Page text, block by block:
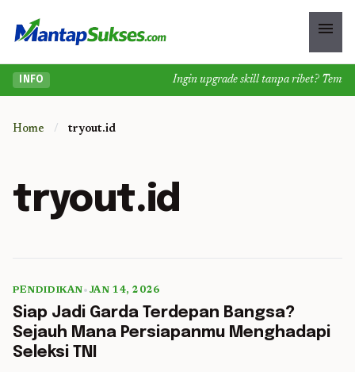
menu
INFO Ingin upgrade skill tanpa ribet?
Home / tryout.id
tryout.id
5 min read
PENDIDIKAN• JAN 14, 2026
Siap Jadi Garda Terdepan Bangsa?
Sejauh Mana Persiapanmu Menghadapi
Seleksi TNI